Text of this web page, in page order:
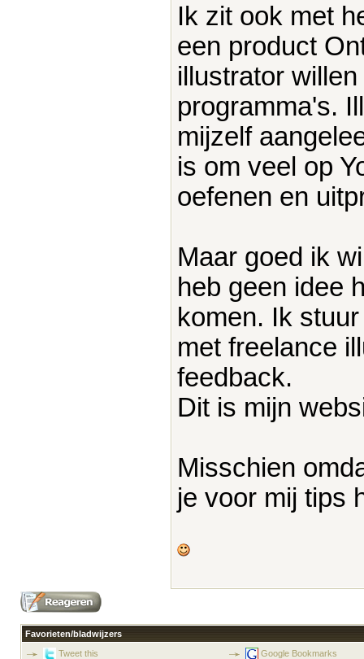
Ik zit ook met
een product
illustrator
programma's.
mijzelf
is om veel op
oefenen en
Maar goed ik
heb geen idee
komen. Ik
met freelance
feedback.
Dit is mijn
Misschien
je voor mij tips
Favorieten/bladwijzers
Tweet this
Google Bookmarks